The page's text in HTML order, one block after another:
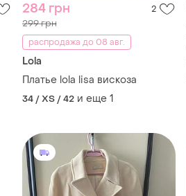
284 грн 2
299 грн
распродажа до 08 авг.
Lola
Платье lola lisa вискоза
34 / XS / 42 и еще 1